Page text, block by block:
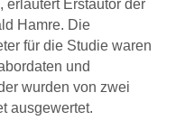
erläutert Erstautor der
Hamre. Die
für die Studie waren
und
wurden von zwei
ausgewertet.